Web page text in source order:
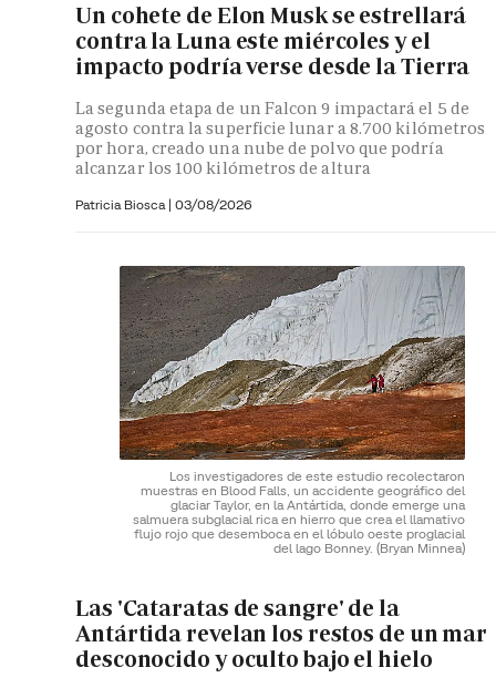
Un cohete de Elon Musk se estrellará
contra la Luna este miércoles y el
impacto podría verse desde la Tierra
La segunda etapa de un Falcon 9 impactará el 5 de
agosto contra la superficie lunar a 8.700 kilómetros
por hora, creado una nube de polvo que podría
alcanzar los 100 kilómetros de altura
Patricia Biosca | 03/08/2026
Los investigadores de este estudio recolectaron
muestras en Blood Falls, un accidente geográfico del
glaciar Taylor, en la Antártida, donde emerge una
salmuera subglacial rica en hierro que crea el llamativo
flujo rojo que desemboca en el lóbulo oeste proglacial
del lago Bonney. (Bryan Minnea)
Las 'Cataratas de sangre' de la
Antártida revelan los restos de un mar
desconocido y oculto bajo el hielo